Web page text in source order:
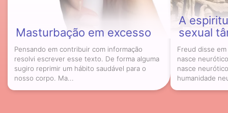
Masturbação em excesso
Pensando em contribuir com informação
resolvi escrever esse texto. De forma alguma
sugiro reprimir um hábito saudável para o
nosso corpo. Ma...
A
sexual
Freud disse
nasce
nasce
humanidade